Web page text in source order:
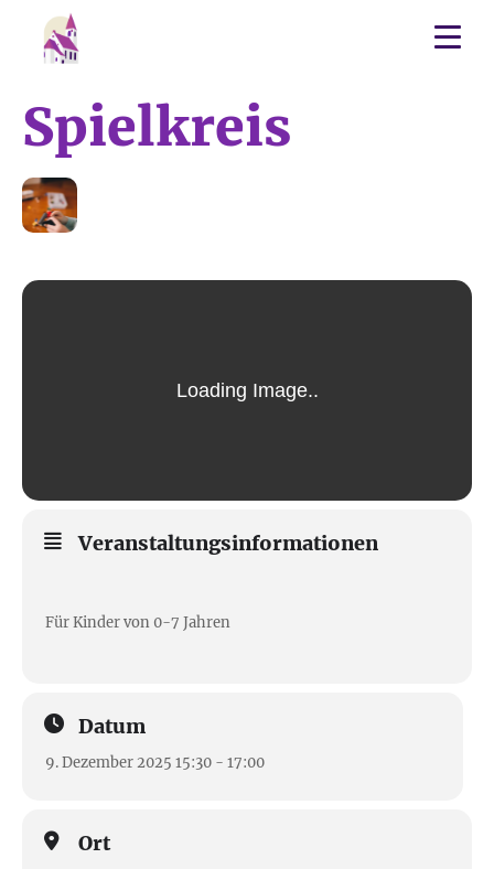
Spielkreis
Veranstaltungsinformationen
Für Kinder von 0-7 Jahren
Datum
9. Dezember 2025 15:30 - 17:00
Ort